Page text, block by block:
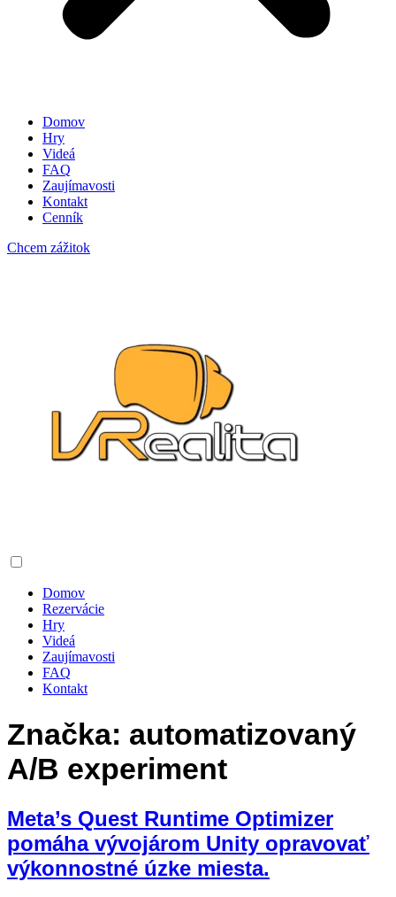
Domov
Hry
Videá
FAQ
Zaujímavosti
Kontakt
Cenník
Chcem zážitok
Domov
Rezervácie
Hry
Videá
Zaujímavosti
FAQ
Kontakt
Značka: automatizovaný
A/B experiment
Meta’s Quest Runtime Optimizer
pomáha vývojárom Unity opravovať
výkonnostné úzke miesta.